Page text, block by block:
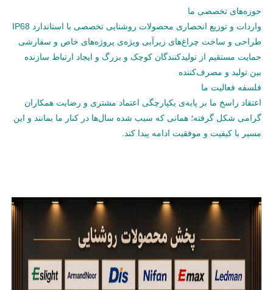
حوزه‌های تخصصی ما
واردات و توزیع انحصاری محصولات روشنایی تخصصی با استاندارد IP68
طراحی و ساخت چراغ‌های زیرآبی ویژه‌ی پروژه‌های خاص و سفارشی
حمایت مستقیم از تولیدکنندگان کوچک و بزرگ و ایجاد ارتباط سازنده
بین تولید و مصرف‌کننده
فلسفه فعالیت ما
اعتقاد راسخ ما بر پایه‌ی یکپارچگی اعتماد مشتری و رضایت همکاران
گرامی شکل گرفته؛ همانی که سبب شده سال‌ها در کنار ما بمانند و این
مسیر با کیفیت و موفقیت ادامه پیدا کند.